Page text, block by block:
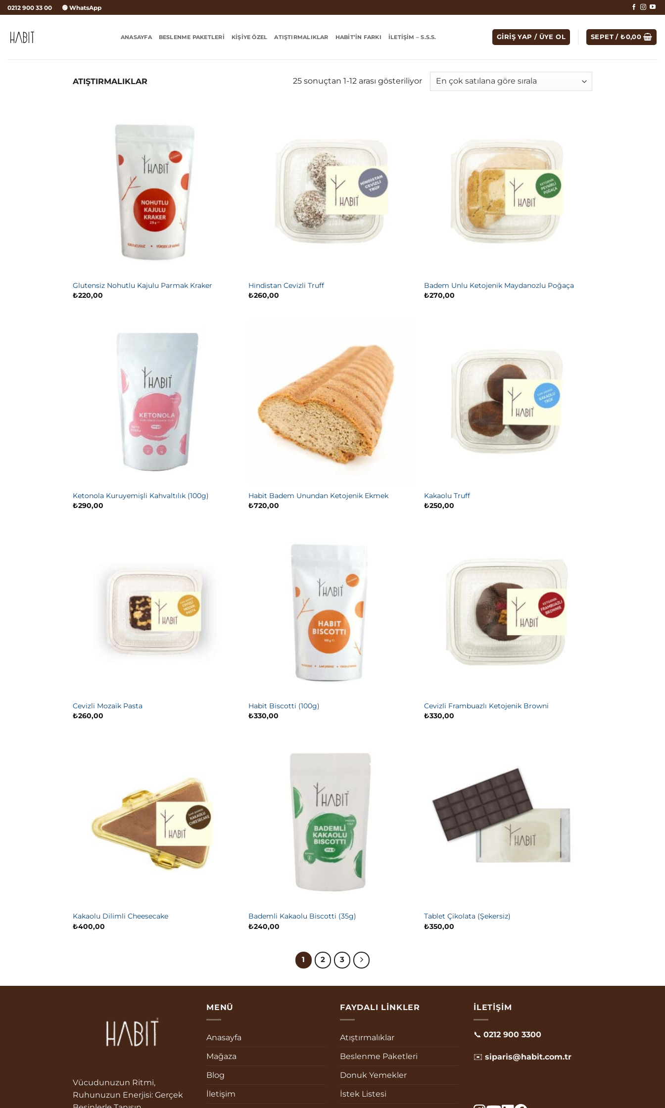
İçeriğe
atla
0212 900 33 00 🟢 WhatsApp
ANASAYFA BESLENME PAKETLERI KIŞIYE ÖZEL ATIŞTIRMALIKLAR HABIT’IN FARKI İLETIŞIM – S.S.S. GIRIŞ YAP / ÜYE OL SEPET /₺0,00
ATIŞTIRMALIKLAR 25 sonuçtan 1-12 arası gösteriliyorPopülerliğe
göre
Glutensiz Nohutlu Kajulu Parmak Kraker
₺220,00
Hindistan Cevizli Truff
₺260,00
Badem Unlu Ketojenik Maydanozlu Poğaça
₺270,00
Ketonola Kuruyemişli Kahvaltılık (100g)
₺290,00
Habit Badem Unundan Ketojenik Ekmek
₺720,00
Kakaolu Truff
₺250,00
Cevizli Mozaik Pasta
₺260,00
Habit Biscotti (100g)
₺330,00
Cevizli Frambuazlı Ketojenik Browni
₺330,00
Kakaolu Dilimli Cheesecake
₺400,00
Bademli Kakaolu Biscotti (35g)
₺240,00
Tablet Çikolata (Şekersiz)
₺350,00
1 2 3
Vücudunuzun Ritmi,
Ruhunuzun Enerjisi: Gerçek
MENÜ
Anasayfa
Mağaza
Blog
İletişim
FAYDALI LINKLER
Atıştırmalıklar
Beslenme Paketleri
Donuk Yemekler
İstek Listesi
İLETIŞIM
📞 0212 900 3300
✉️ siparis@habit.com.tr